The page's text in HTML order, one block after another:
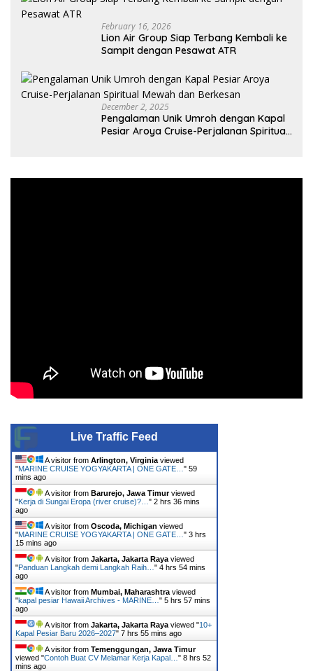
February 16, 2026
Lion Air Group Siap Terbang Kembali ke
Sampit dengan Pesawat ATR
December 2, 2025
Pengalaman Unik Umroh dengan Kapal
Pesiar Aroya Cruise-Perjalanan Spiritual
Live Traffic Feed
A visitor from Arlington, Virginia viewed
"MARINE CRUISE YOGYAKARTA | ONE GATE… " 59
mins ago
A visitor from Barurejo, Jawa Timurviewed
"Kerja di Sungai Eropa (river cruise)?… " 2 hrs 36 mins
ago
A visitor from Oscoda, Michigan viewed
"MARINE CRUISE YOGYAKARTA | ONE GATE… " 3 hrs
15 mins ago
A visitor from Jakarta, Jakarta Raya viewed
"Panduan Langkah demi Langkah Raih… " 4 hrs 54 mins
ago
A visitor from Mumbai, Maharashtra viewed
"kapal pesiar Hawaii Archives - MARINE… " 5 hrs 57 mins
ago
A visitor from Jakarta, Jakarta Raya viewed "10+
Kapal Pesiar Baru 2026–2027" 7 hrs 55 mins ago
A visitor from Temenggungan, Jawa Timur
viewed "Contoh Buat CV Melamar Kerja Kapal… " 8 hrs 52
mins ago